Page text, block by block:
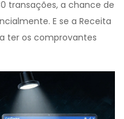
transações, a chance de
E se a Receita
ter os comprovantes